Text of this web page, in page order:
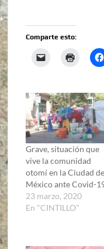
Comparte esto:
Grave, situación que
vive la comunidad
otomí en la Ciudad de
México ante Covid-
23 marzo, 2020
En "CINTILLO"